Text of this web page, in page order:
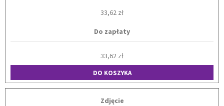
33,62 zł
Do zapłaty
33,62 zł
DO KOSZYKA
Zdjęcie